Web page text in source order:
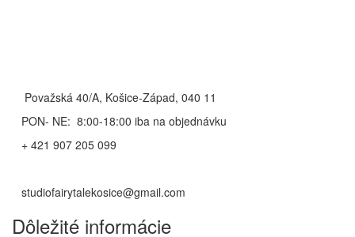
Považská 40/A, Košice-Západ, 040 11
PON- NE: 8:00-18:00 iba na objednávku
+ 421 907 205 099
studiofairytalekosice@gmail.com
Dôležité informácie